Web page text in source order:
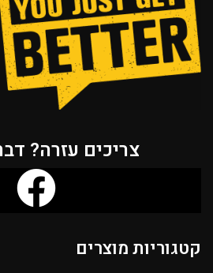
צריכים עזרה?
קטגוריות מוצרים